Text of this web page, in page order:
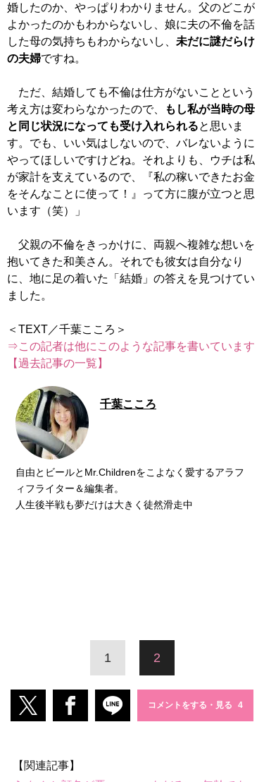
婚したのか、やっぱりわかりません。父のどこが
よかったのかもわからないし、娘に夫の不倫を話
した母の気持ちもわからないし、 未だに謎だらけ
の夫婦ですね。
ただ、結婚しても不倫は仕方がないことという
考え方は変わらなかったので、
もし私が当時の母
と同じ状況になっても受け入れられると思いま
す。でも、いい気はしないので、バレないように
やってほしいですけどね。それよりも、ウチは私
が家計を支えているので、『私の稼いできたお金
をそんなことに使って！』って方に腹が立つと思
います（笑）」
父親の不倫をきっかけに、両親へ複雑な想いを
抱いてきた和美さん。それでも彼女は自分なり
に、地に足の着いた「結婚」の答えを見つけてい
ました。
⇒この記者は他にこのような記事を書いています
【過去記事の一覧】
千葉こころ
自由とビールとMr.Childrenをこよなく愛するアラフ
ィフライター＆編集者。
人生後半戦も夢だけは大きく徒然滑走中
1 2
コメントをする・見る
【関連記事】